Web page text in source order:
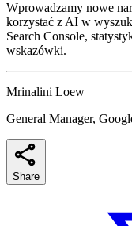
Wprowadzamy nowe
korzystać z AI w
Search Console,
wskazówki.
Mrinalini Loew
General Manager,
Share